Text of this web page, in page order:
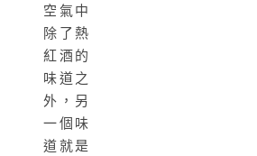
空氣中
除了熱
紅酒的
味道之
外，另
一個味
道就是